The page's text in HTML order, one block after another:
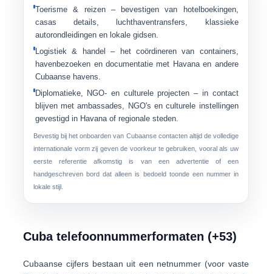
Toerisme & reizen– bevestigen van hotelboekingen,
casas details, luchthaventransfers, klassieke
autorondleidingen en lokale gidsen.
Logistiek & handel
– het coördineren van containers,
havenbezoeken en documentatie met Havana en andere
Cubaanse havens.
Diplomatieke, NGO- en culturele projecten – in contact
blijven met ambassades, NGO's en culturele instellingen
gevestigd in Havana of regionale steden.
Bevestig bij het onboarden van Cubaanse contacten altijd de volledige
internationale vormzij geven de voorkeur te gebruiken, vooral als uw
eerste referentie afkomstig is van een advertentie of een
handgeschreven bord dat alleen is bedoeld toonde een nummer in
lokale stijl.
Cuba telefoonnummerformaten (+53)
Cubaanse cijfers bestaan ​​uit een netnummer (voor vaste